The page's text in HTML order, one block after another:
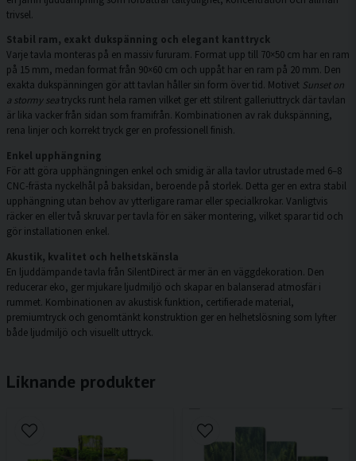
trivsel.
Stabil ram, exakt dukspänning och elegant kanttryck
Varje tavla monteras på en massiv fururam. Format upp till 70×50 cm har en ram
på 15 mm, medan format från 90×60 cm och uppåt har en ram på 20 mm. Den
exakta dukspänningen gör att tavlan håller sin form över tid. Motivet Sunset on
a stormy seatrycks runt hela ramen vilket ger ett stilrent galleriuttryck där tavlan
är lika vacker från sidan som framifrån. Kombinationen av rak dukspänning,
rena linjer och korrekt tryck ger en professionell finish.
Enkel upphängning
För att göra upphängningen enkel och smidig är alla tavlor utrustade med 6–8
CNC-frästa nyckelhål på baksidan, beroende på storlek. Detta ger en extra stabil
upphängning utan behov av ytterligare ramar eller specialkrokar. Vanligtvis
räcker en eller två skruvar per tavla för en säker montering, vilket sparar tid och
gör installationen enkel.
Akustik, kvalitet och helhetskänsla
En ljuddämpande tavla från SilentDirect är mer än en väggdekoration. Den
reducerar eko, ger mjukare ljudmiljö och skapar en balanserad atmosfär i
rummet. Kombinationen av akustisk funktion, certifierade material,
premiumtryck och genomtänkt konstruktion ger en helhetslösning som lyfter
både ljudmiljö och visuellt uttryck.
Liknande produkter